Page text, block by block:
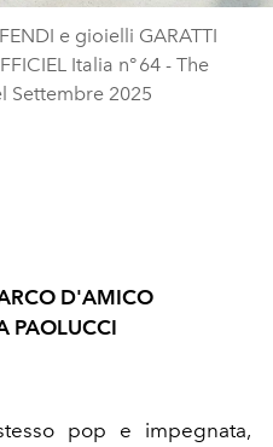
e gioielli GARATTI
Italia n° 64 - The
Settembre 2025
D'AMICO
PAOLUCCI
pop e impegnata,